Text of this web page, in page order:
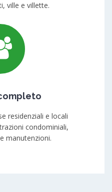
ville e villette.
residenziali e locali
condominiali,
manutenzioni.